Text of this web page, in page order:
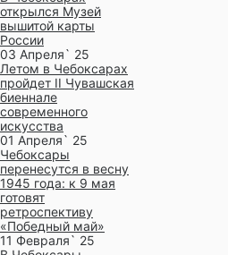
открылся Музей
вышитой карты
России
03 Апреля` 25
Летом в Чебоксарах
пройдет II Чувашская
биеннале
современного
искусства
01 Апреля` 25
Чебоксары
перенесутся в весну
1945 года: к 9 мая
готовят
ретроспективу
«Победный май»
11 Февраля` 25